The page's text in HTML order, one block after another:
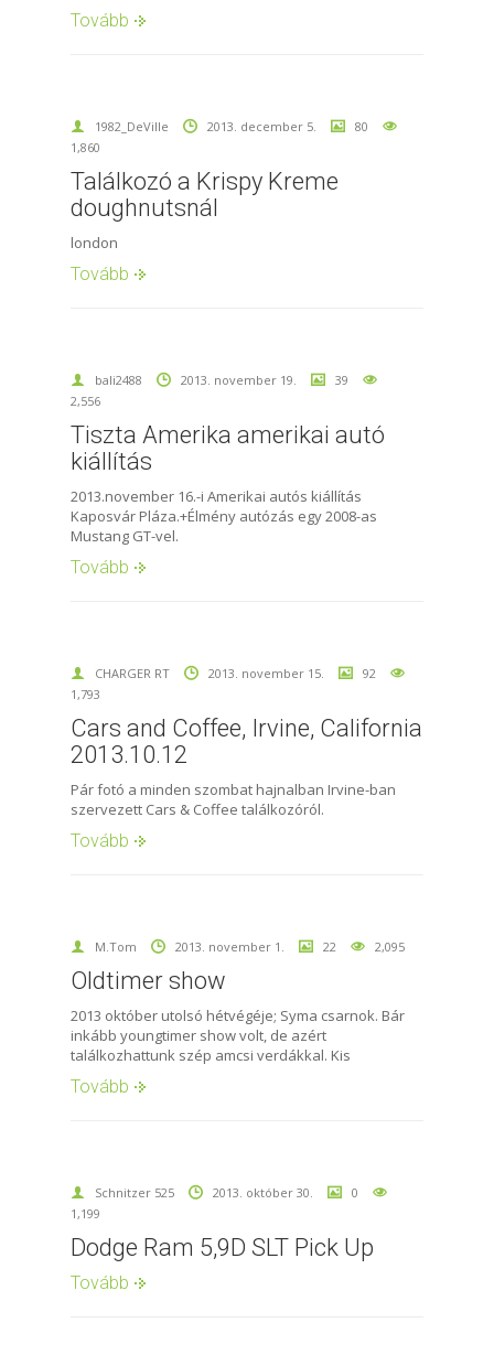
Tovább
1982_DeVille 2013. december 5.
80
1,860
Találkozó a Krispy Kreme
doughnutsnál
london
Tovább
bali2488 2013. november 19.
39
2,556
Tiszta Amerika amerikai autó
kiállítás
2013.november 16.-i Amerikai autós kiállítás
Kaposvár Pláza.+Élmény autózás egy 2008-as
Mustang GT-vel.
Tovább
CHARGER RT 2013. november 15.
92
1,793
Cars and Coffee, Irvine, California
2013.10.12
Pár fotó a minden szombat hajnalban Irvine-ban
szervezett Cars & Coffee találkozóról.
Tovább
M.Tom 2013. november 1. 22 2,095
Oldtimer show
2013 október utolsó hétvégéje; Syma csarnok. Bár
inkább youngtimer show volt, de azért
találkozhattunk szép amcsi verdákkal. Kis
Tovább
Schnitzer 525 2013. október 30.
0
1,199
Dodge Ram 5,9D SLT Pick Up
Tovább